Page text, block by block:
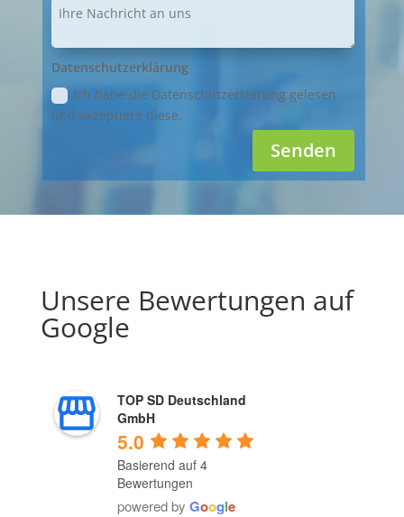
Datenschutzerklärung
Ich habe die Datenschutzerklärung gelesen
und akzeptiere diese.
Senden
Unsere Bewertungen auf
Google
TOP SD Deutschland
GmbH
5.0
Basierend auf 4
Bewertungen
powered by Google